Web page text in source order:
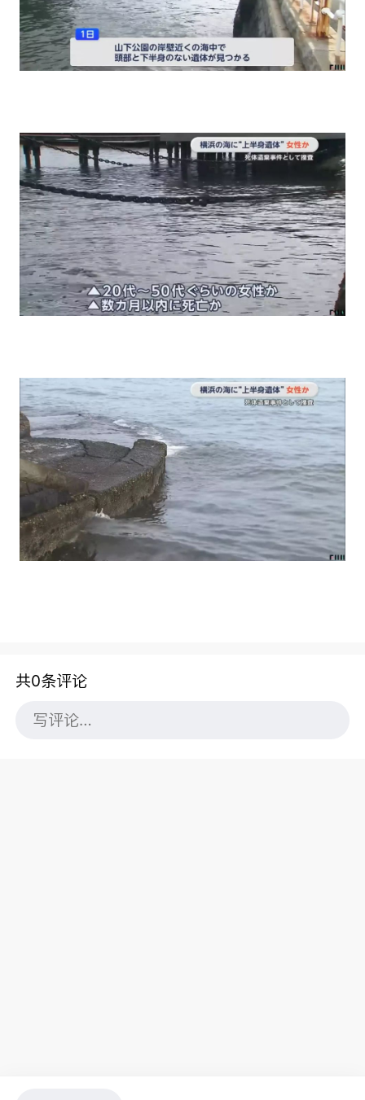
共0条评论